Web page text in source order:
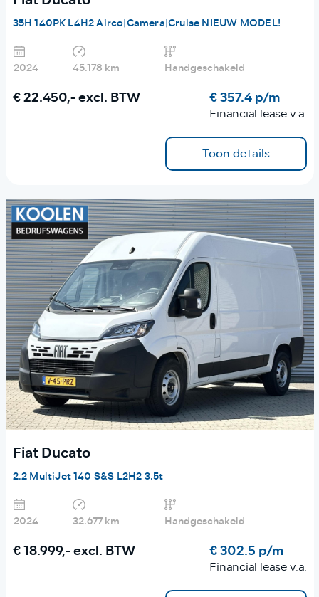
35H 140PK L4H2 Airco|Camera|Cruise NIEUW MODEL!
2024 45.178 km Handgeschakeld
€ 22.450,-excl. BTW € 357.4 p/m
Financial lease v.a.
Toon details
Fiat Ducato
2.2 MultiJet 140 S&S L2H2 3.5t
2024 32.677 km Handgeschakeld
€ 18.999,-excl. BTW € 302.5 p/m
Financial lease v.a.